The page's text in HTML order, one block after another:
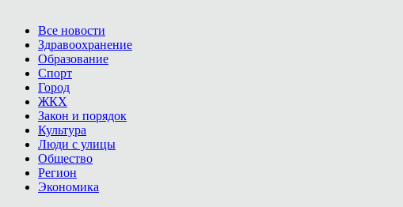
Все новости
Здравоохранение
Образование
Спорт
Город
ЖКХ
Закон и порядок
Культура
Люди с улицы
Общество
Регион
Экономика